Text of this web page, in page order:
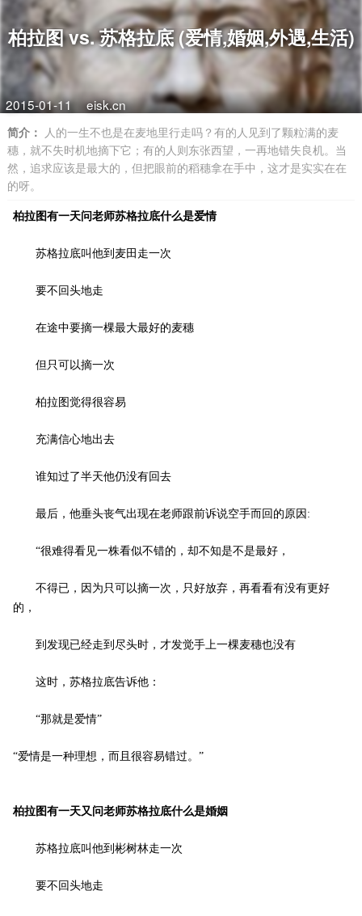
柏拉图 vs. 苏格拉底 (爱情,婚姻,外遇,生活)
2015-01-11 eisk.cn
简介： 人的一生不也是在麦地里行走吗？有的人见到了颗粒满的麦
穗，就不失时机地摘下它；有的人则东张西望，一再地错失良机。当
然，追求应该是最大的，但把眼前的稻穗拿在手中，这才是实实在在
的呀。
柏拉图有一天问老师苏格拉底什么是爱情 ­
苏格拉底叫他到麦田走一次 ­
要不回头地走 ­
在途中要摘一棵最大最好的麦穗 ­
但只可以摘一次 ­
柏拉图觉得很容易 ­
充满信心地出去 ­
谁知过了半天他仍没有回去 ­
最后，他垂头丧气出现在老师跟前诉说空手而回的原因: ­
“很难得看见一株看似不错的，却不知是不是最好， ­
不得已，因为只可以摘一次，只好放弃，再看看有没有更好
的， ­
到发现已经走到尽头时，才发觉手上一棵麦穗也没有 ­
这时，苏格拉底告诉他： ­
“那就是爱情” ­
“爱情是一种理想，而且很容易错过。” ­
柏拉图有一天又问老师苏格拉底什么是婚姻 ­
苏格拉底叫他到彬树林走一次 ­
要不回头地走 ­